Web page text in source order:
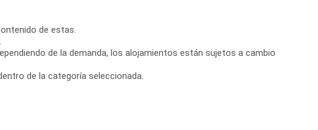
de estas.
de la demanda, los alojamientos están sujetos a cambio
de la categoría seleccionada.